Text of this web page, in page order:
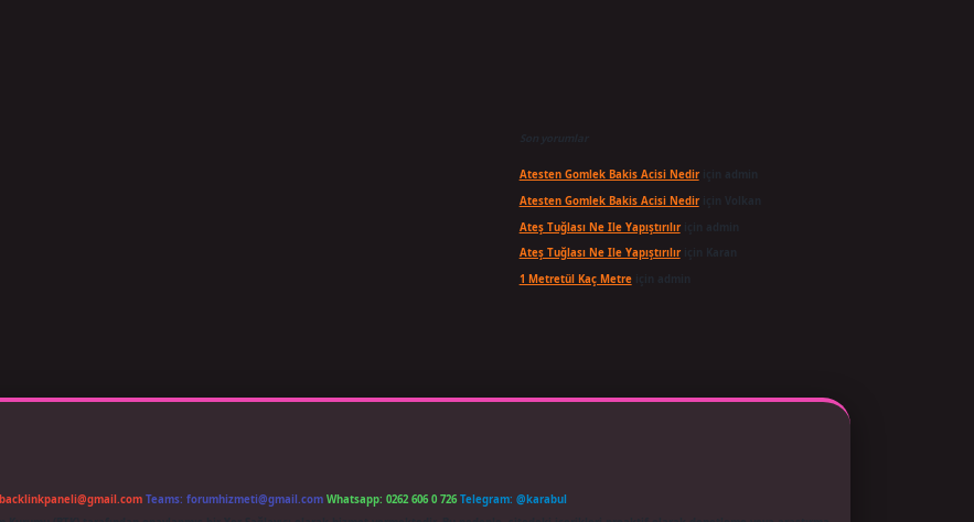
Son yorumlar
Atesten Gomlek Bakis Acisi Nediriçin
Atesten Gomlek Bakis Acisi Nediriçin
Ateş Tuğlası Ne Ile Yapıştırılıriçin
Ateş Tuğlası Ne Ile Yapıştırılıriçin
1 Metretül Kaç Metreiçin
backlinkpaneli@gmail.com Teams: forumhizmeti@gmail.com Whatsapp: 0262 606 0 726 Telegram: @karabul